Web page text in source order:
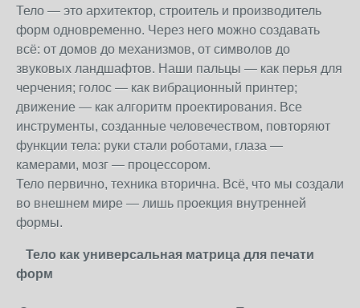
Тело — это архитектор, строитель и производитель
форм одновременно. Через него можно создавать
всё: от домов до механизмов, от символов до
звуковых ландшафтов. Наши пальцы — как перья для
черчения; голос — как вибрационный принтер;
движение — как алгоритм проектирования. Все
инструменты, созданные человечеством, повторяют
функции тела: руки стали роботами, глаза —
камерами, мозг — процессором.
Тело первично, техника вторична. Всё, что мы создали
во внешнем мире — лишь проекция внутренней
формы.
Тело как универсальная матрица для печати
форм